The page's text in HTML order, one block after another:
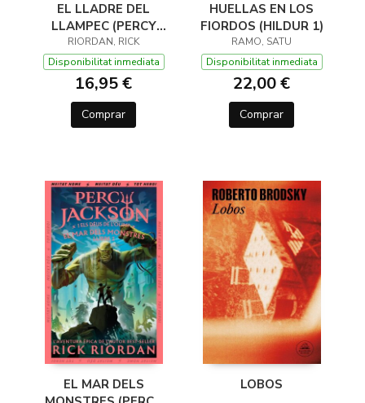
EL LLADRE DEL
LLAMPEC (PERCY
JACKSON I ELS DÉUS
DE L'OLIMP 1)
RIORDAN, RICK
Disponibilitat inmediata
16,95 €
Comprar
HUELLAS EN LOS
FIORDOS (HILDUR 1)
RAMO, SATU
Disponibilitat inmediata
22,00 €
Comprar
EL MAR DELS
LOBOS